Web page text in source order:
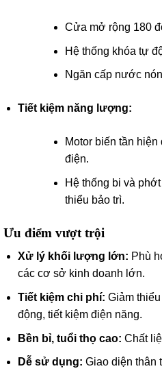
Cửa mở rộng 180
Hệ thống khóa tự
Ngăn cấp nước
Tiết kiệm năng lượng:
Motor biến tần
điện.
Hệ thống bi và
thiểu bảo trì.
Ưu điểm vượt trội
Xử lý khối lượng lớn: Phù
các cơ sở kinh doanh lớn.
Tiết kiệm chi phí: Giảm
động, tiết kiệm điện năng.
Bền bỉ, tuổi thọ cao: Chất
Dễ sử dụng: Giao diện thân